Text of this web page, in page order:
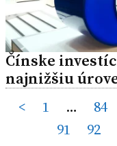
Čínske
najnižšiu
Posts
pagination
< 1 … 84
91
92